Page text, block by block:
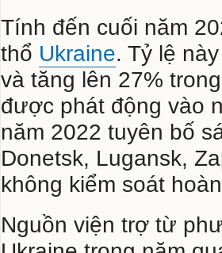
Tính đến cuối năm
thổ Ukraine. Tỷ lệ
và tăng lên 27%
được phát động vào
năm 2022 tuyên bố
Donetsk, Lugansk,
không kiểm soát
Nguồn viện trợ từ